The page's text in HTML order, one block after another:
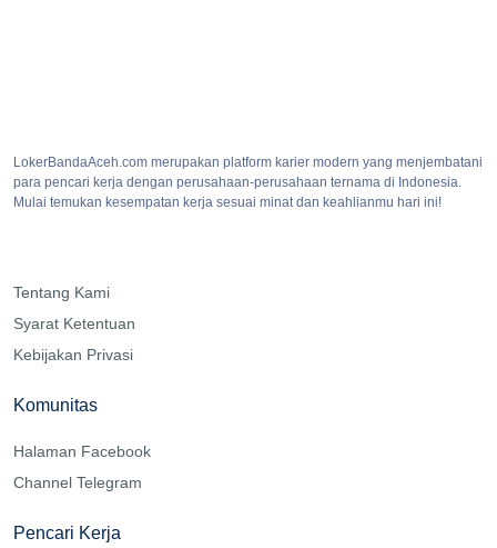
LokerBandaAceh.com merupakan platform karier modern yang menjembatani
para pencari kerja dengan perusahaan-perusahaan ternama di Indonesia.
Mulai temukan kesempatan kerja sesuai minat dan keahlianmu hari ini!
Tentang Kami
Syarat Ketentuan
Kebijakan Privasi
Komunitas
Halaman Facebook
Channel Telegram
Pencari Kerja